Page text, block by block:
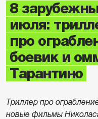
8
июля:
про
боевик и
Тарантино
Триллер про
новые фильмы